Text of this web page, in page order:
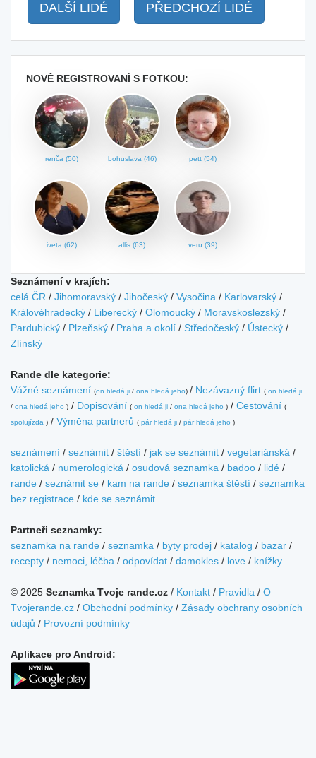
DALŠÍ LIDÉ PŘEDCHOZÍ LIDÉ
NOVĚ REGISTROVANÍ S FOTKOU:
renča (50) bohuslava (46) pett (54)
iveta (62) allis (63) veru (39)
Seznámení v krajích:
celá ČR / Jihomoravský / Jihočeský / Vysočina / Karlovarský /
Královéhradecký / Liberecký / Olomoucký / Moravskoslezský /
Pardubický / Plzeňský / Praha a okolí / Středočeský / Ústecký /
Zlínský
Rande dle kategorie:
Vážné seznámení (on hledá ji / ona hledá jeho) / Nezávazný flirt ( on hledá ji
/ ona hledá jeho ) / Dopisování ( on hledá ji / ona hledá jeho ) / Cestování (
spolujízda ) / Výměna partnerů ( pár hledá ji / pár hledá jeho )
seznámení / seznámit / štěstí / jak se seznámit / vegetariánská /
katolická / numerologická / osudová seznamka / badoo / lidé /
rande / seznámit se / kam na rande / seznamka štěstí / seznamka
bez registrace / kde se seznámit
Partneři seznamky:
seznamka na rande / seznamka / byty prodej / katalog / bazar /
recepty / nemoci, léčba / odpovídat / damokles / love / knížky
© 2025 Seznamka Tvoje rande.cz / Kontakt / Pravidla / O
Tvojerande.cz / Obchodní podmínky / Zásady obchrany osobních
údajů / Provozní podmínky
Aplikace pro Android: